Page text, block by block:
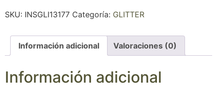
SKU: INSGLI13177 Categoría: GLITTER
Información adicional Valoraciones (0)
Información adicional